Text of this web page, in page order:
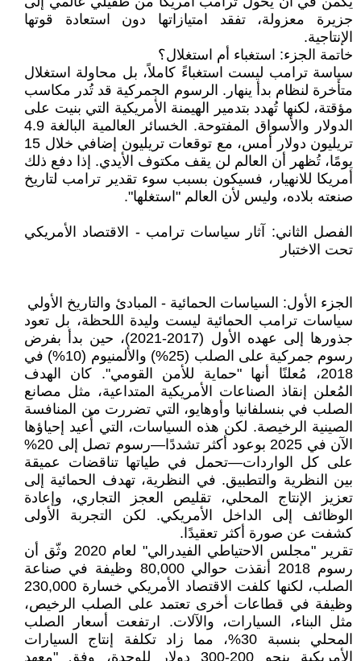
جزيرة معزولة، تفقد امتيازاتها دون استعادة قوتها
الإنتاجية.
خاتمة الجزء: استغباء أم استغلال؟
سياسة ترامب ليست استغباءً كاملاً، بل محاولة استغلال
متأخرة لنظام بدأ ينهار. الرسوم الجمركية قد تُدر مكاسب
مؤقتة، لكنها تُهدد بتدمير الهيمنة الأمريكية التي بنيت على
الدولار والأسواق المفتوحة. الخسائر العالمية البالغة 4.9
تريليون دولار أمس، مع توقعات تريليون إضافي خلال 15
يومًا، تُظهر أن العالم لن يقف مكتوف الأيدي. إذا دفع ذلك
أمريكا للانهيار، فسيكون بسبب سوء تقدير ترامب لتاريخ
صنعته بلاده، وليس لأن العالم "استغلها".
الفصل الثاني: آثار سياسات ترامب - الاقتصاد الأمريكي
تحت الاختبار
الجزء الأول: السياسات الحمائية - المبادئ والتاريخ الأولي
سياسات ترامب الحمائية ليست وليدة اللحظة، بل تعود
جذورها إلى عهده الأول (2017-2021)، حين بدأ بفرض
رسوم جمركية على الصلب (25%) والألمنيوم (10%) في
2018، مُعلنًا أنها "حماية للأمن القومي". كان الهدف
المُعلن إنقاذ الصناعات الأمريكية المتداعية، مثل مصانع
الصلب في بنسلفانيا وأوهايو، التي تضررت من المنافسة
الصينية الرخيصة. لكن هذه السياسات، التي أُعيد إحياؤها
الآن في 2025 بوعود أكثر تشددًا—رسوم تصل إلى 20%
على كل الواردات—تحمل في طياتها تناقضات عميقة
بين النظرية والتطبيق. في النظرية، تهدف الحمائية إلى
تعزيز الإنتاج المحلي، تقليص العجز التجاري، وإعادة
الوظائف إلى الداخل الأمريكي. لكن التجربة الأولى
كشفت عن صورة أكثر تعقيدًا.
تقرير "مجلس الاحتياطي الفيدرالي" لعام 2020 وثّق أن
رسوم 2018 أنقذت حوالي 80,000 وظيفة في صناعة
الصلب، لكنها كلفت الاقتصاد الأمريكي خسارة 230,000
وظيفة في قطاعات أخرى تعتمد على الصلب الرخيص،
مثل البناء، السيارات، والآلات. ارتفعت أسعار الصلب
المحلي بنسبة 30%، مما زاد تكلفة إنتاج السيارات
الأمريكية بنحو 200-300 دولار للوحدة، وفق "معهد